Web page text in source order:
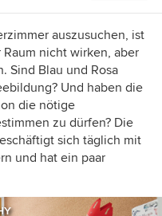
auszusuchen, ist
nicht wirken, aber
Sind Blau und Rosa
Und haben die
die nötige
zu dürfen? Die
sich täglich mit
und hat ein paar